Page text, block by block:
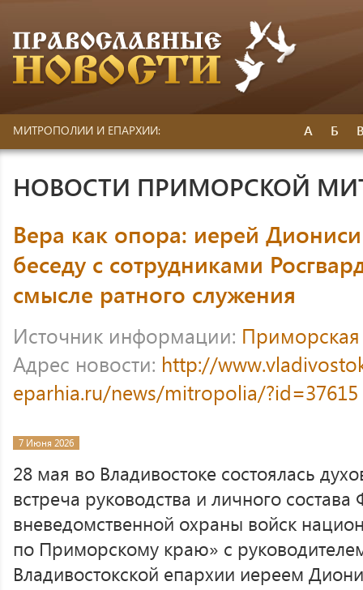
МИТРОПОЛИИ И ЕПАРХИИ: А Б
НОВОСТИ ПРИМОРСКОЙ
Вера как опора: иерей
беседу с сотрудниками
смысле ратного служения
Источник информации:
Адрес новости: http://
eparhia.ru/news/mitropolia/?id=37615
7 Июня 2026
28 мая во Владивостоке состоялась
встреча руководства и личного
вневедомственной охраны войск
по Приморскому краю» с
Владивостокской епархии иереем